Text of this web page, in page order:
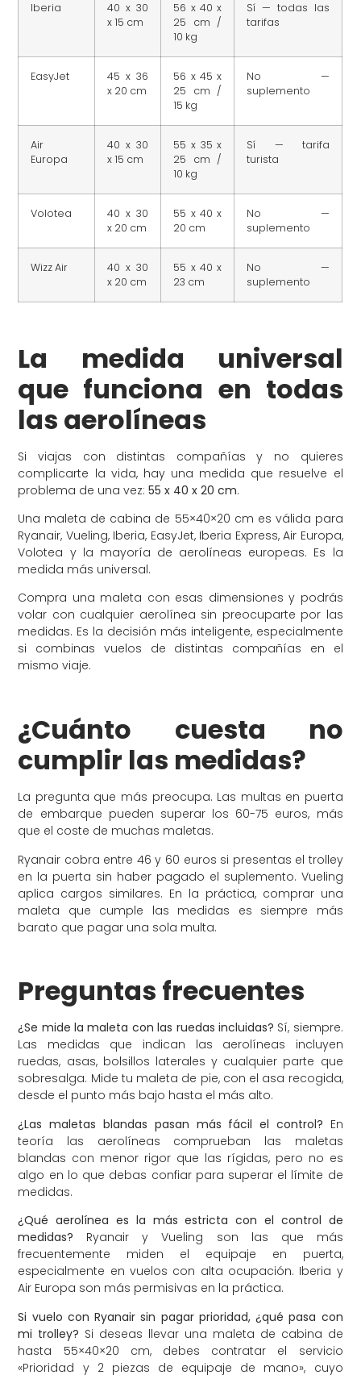
Iberia
40 x 30
x 15 cm
56 x 40 x
25 cm /
10 kg
Sí — todas las
tarifas
EasyJet
45 x 36
x 20 cm
56 x 45 x
25 cm /
15 kg
No —
suplemento
Air
Europa
40 x 30
x 15 cm
55 x 35 x
25 cm /
10 kg
Sí — tarifa
turista
Volotea
40 x 30
x 20 cm
55 x 40 x
20 cm
No —
suplemento
Wizz Air
40 x 30
x 20 cm
55 x 40 x
23 cm
No —
suplemento
La medida universal
que funciona en todas
las aerolíneas
Si viajas con distintas compañías y no quieres
complicarte la vida, hay una medida que resuelve el
problema de una vez:55 x 40 x 20 cm.
Una maleta de cabina de 55×40×20 cm es válida para
Ryanair, Vueling, Iberia, EasyJet, Iberia Express, Air Europa,
Volotea y la mayoría de aerolíneas europeas. Es la
medida más universal.
Compra una maleta con esas dimensiones y podrás
volar con cualquier aerolínea sin preocuparte por las
medidas. Es la decisión más inteligente, especialmente
si combinas vuelos de distintas compañías en el
mismo viaje.
¿Cuánto cuesta no
cumplir las medidas?
La pregunta que más preocupa. Las multas en puerta
de embarque pueden superar los 60-75 euros, más
que el coste de muchas maletas.
Ryanair cobra entre 46 y 60 euros si presentas el trolley
en la puerta sin haber pagado el suplemento. Vueling
aplica cargos similares. En la práctica, comprar una
maleta que cumple las medidas es siempre más
barato que pagar una sola multa.
Preguntas frecuentes
¿Se mide la maleta con las ruedas incluidas? Sí, siempre.
Las medidas que indican las aerolíneas incluyen
ruedas, asas, bolsillos laterales y cualquier parte que
sobresalga. Mide tu maleta de pie, con el asa recogida,
desde el punto más bajo hasta el más alto.
¿Las maletas blandas pasan más fácil el control? En
teoría las aerolíneas comprueban las maletas
blandas con menor rigor que las rígidas, pero no es
algo en lo que debas confiar para superar el límite de
medidas.
¿Qué aerolínea es la más estricta con el control de
medidas? Ryanair y Vueling son las que más
frecuentemente miden el equipaje en puerta,
especialmente en vuelos con alta ocupación. Iberia y
Air Europa son más permisivas en la práctica.
Si vuelo con Ryanair sin pagar prioridad, ¿qué pasa con
mi trolley? Si deseas llevar una maleta de cabina de
hasta 55×40×20 cm, debes contratar el servicio
«Prioridad y 2 piezas de equipaje de mano», cuyo